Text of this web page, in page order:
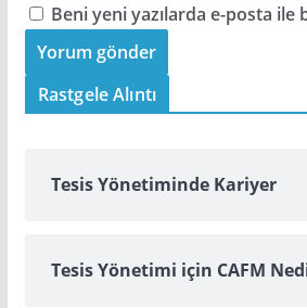
Beni yeni yazılarda e-posta ile
Rastgele Alıntı
Tesis Yönetiminde Kariyer
Tesis Yönetimi için CAFM